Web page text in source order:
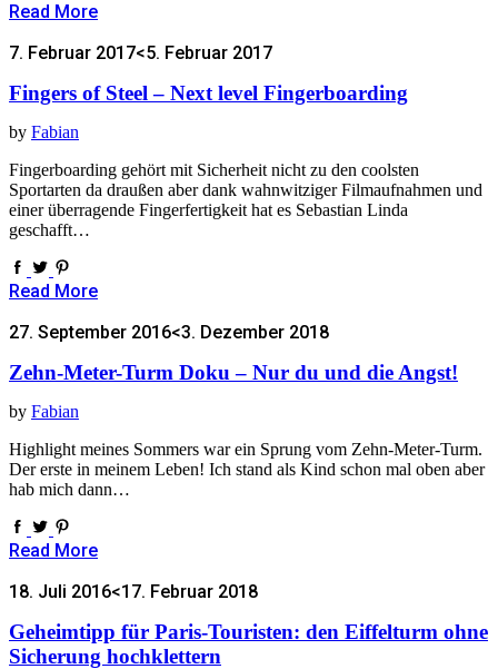
Read More
7. Februar 2017<5. Februar 2017
Fingers of Steel – Next level Fingerboarding
by Fabian
Fingerboarding gehört mit Sicherheit nicht zu den coolsten
Sportarten da draußen aber dank wahnwitziger Filmaufnahmen und
einer überragende Fingerfertigkeit hat es Sebastian Linda
geschafft…
Read More
27. September 2016<3. Dezember 2018
Zehn-Meter-Turm Doku – Nur du und die Angst!
by Fabian
Highlight meines Sommers war ein Sprung vom Zehn-Meter-Turm.
Der erste in meinem Leben! Ich stand als Kind schon mal oben aber
hab mich dann…
Read More
18. Juli 2016<17. Februar 2018
Geheimtipp für Paris-Touristen: den Eiffelturm ohne
Sicherung hochklettern